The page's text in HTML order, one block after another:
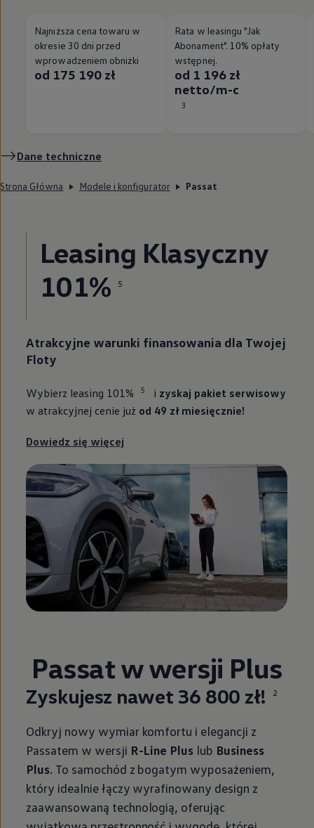
Najniższa cena towaru w
okresie 30 dni przed
wprowadzeniem obniżki
od 175 190 zł
Rata w leasingu "Jak
Abonament". 10% opłaty
wstępnej.
od 1 196 zł
netto/m-c
3
Dane techniczne
Strona Główna Modele i konfigurator Passat
Leasing Klasyczny
101%
5
Atrakcyjne warunki finansowania dla Twojej
Floty
Wybierz leasing 101% 5 i zyskaj pakiet serwisowy
w atrakcyjnej cenie już od 49 zł miesięcznie!
Dowiedz się więcej
Passat w wersji Plus
Zyskujesz nawet 36 800 zł! 2
Odkryj nowy wymiar komfortu i elegancji z
Passatem w wersji R-Line Plus lub Business
Plus. To samochód z bogatym wyposażeniem,
który idealnie łączy wyrafinowany design z
zaawansowaną technologią, oferując